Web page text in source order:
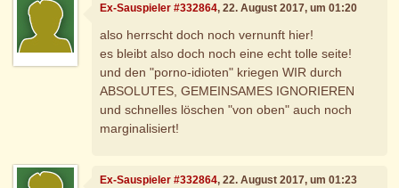
Ex-Sauspieler #332864, 22. August 2017, um 01:20
also herrscht doch noch vernunft hier!
es bleibt also doch noch eine echt tolle seite!
und den "porno-idioten" kriegen WIR durch
ABSOLUTES, GEMEINSAMES IGNORIEREN
und schnelles löschen "von oben" auch noch
marginalisiert!
Ex-Sauspieler #332864, 22. August 2017, um 01:23